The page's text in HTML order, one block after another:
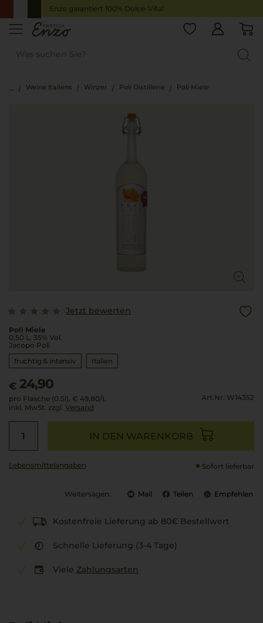
Enzo garantiert 100% Dolce-Vita!
Weine Italiens Winzer Poli Distillerie Poli Miele
Jetzt bewerten
Poli Miele
0,50 L, 35% Vol.
Jacopo Poli
fruchtig & intensiv
Italien
€ 24,90
pro Flasche (0.5l), € 49,80/L
inkl. MwSt. zzgl. Versand
Art.Nr. W14352
IN DEN WARENKORB
Lebensmittel­angaben Sofort lieferbar
Weitersagen: Mail Teilen Empfehlen
Kostenfreie Lieferung ab 80€ Bestellwert
Schnelle Lieferung (3-4 Tage)
Viele Zahlungsarten